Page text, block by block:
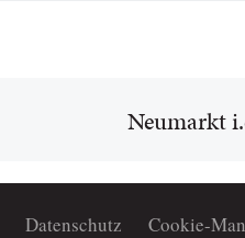
Neumarkt
Datenschutz Cookie-